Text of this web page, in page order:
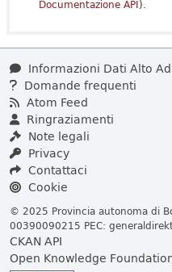
Documentazione API).
Informazioni Dati Alto
Domande frequenti
Atom Feed
Ringraziamenti
Note legali
Privacy
Contattaci
Cookie
© 2025 Provincia autonoma di
00390090215 PEC:
CKAN API
Open Knowledge